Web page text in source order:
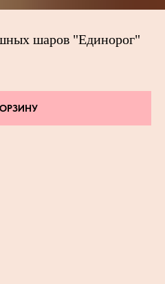
шаров "Единорог"